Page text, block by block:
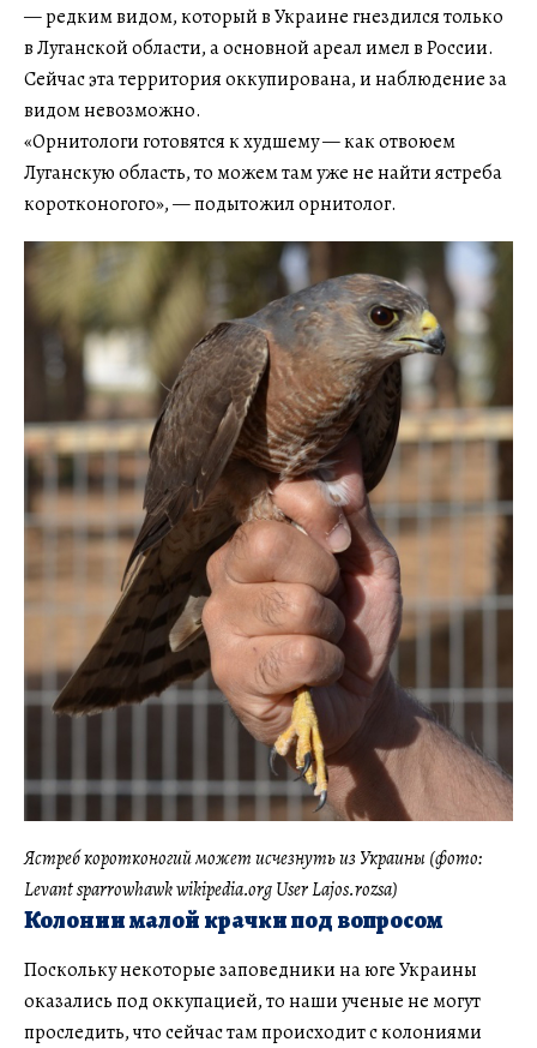
— редким видом, который в Украине гнездился только
в Луганской области, а основной ареал имел в России.
Сейчас эта территория оккупирована, и наблюдение за
видом невозможно.
«Орнитологи готовятся к худшему — как отвоюем
Луганскую область, то можем там уже не найти ястреба
коротконогого», — подытожил орнитолог.
Ястреб коротконогий может исчезнуть из Украины (фото:
Levant sparrowhawk wikipedia.org User Lajos.rozsa)
Колонии малой крачки под вопросом
Поскольку некоторые заповедники на юге Украины
оказались под оккупацией, то наши ученые не могут
проследить, что сейчас там происходит с колониями